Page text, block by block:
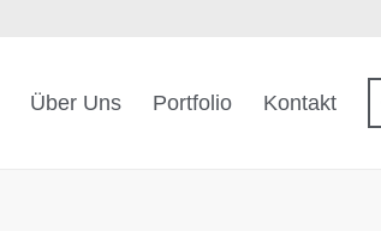
Über Uns Portfolio Kontakt